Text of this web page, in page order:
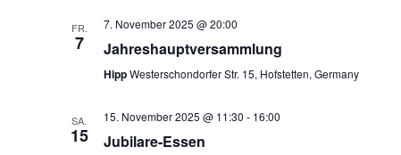
FR.
7
7. November 2025 @ 20:00
Jahreshauptversammlung
HippWesterschondorfer Str. 15, Hofstetten, Germany
SA.
15
15. November 2025 @ 11:30 - 16:00
Jubilare-Essen